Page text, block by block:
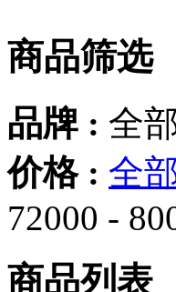
商品筛选
品牌 : 全
价格 : 全
72000 -
商品列表